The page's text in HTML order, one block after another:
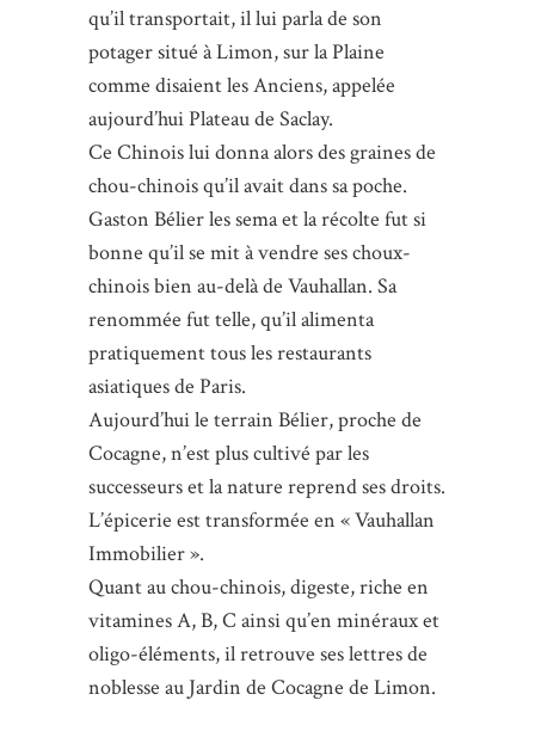
qu’il transportait, il lui parla de son
potager situé à Limon, sur la Plaine
comme disaient les Anciens, appelée
aujourd’hui Plateau de Saclay.
Ce Chinois lui donna alors des graines de
chou-chinois qu’il avait dans sa poche.
Gaston Bélier les sema et la récolte fut si
bonne qu’il se mit à vendre ses choux-
chinois bien au-delà de Vauhallan. Sa
renommée fut telle, qu’il alimenta
pratiquement tous les restaurants
asiatiques de Paris.
Aujourd’hui le terrain Bélier, proche de
Cocagne, n’est plus cultivé par les
successeurs et la nature reprend ses droits.
L’épicerie est transformée en « Vauhallan
Immobilier ».
Quant au chou-chinois, digeste, riche en
vitamines A, B, C ainsi qu’en minéraux et
oligo-éléments, il retrouve ses lettres de
noblesse au Jardin de Cocagne de Limon.